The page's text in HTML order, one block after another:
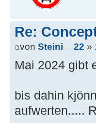
Re:
von Steini__22 »
Mai 2024 gibt
bis dahin
aufwerten.....